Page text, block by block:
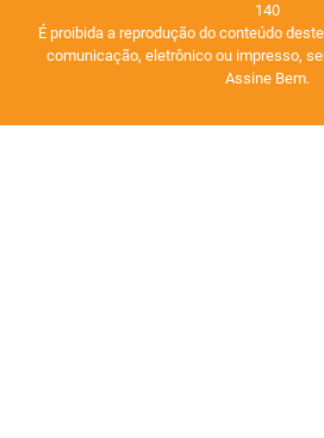
140
É proibida a reprodução do conteúdo
comunicação, eletrônico ou impresso,
Assine Bem.